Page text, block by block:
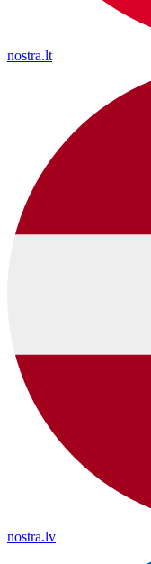
nostra.lt
nostra.lv